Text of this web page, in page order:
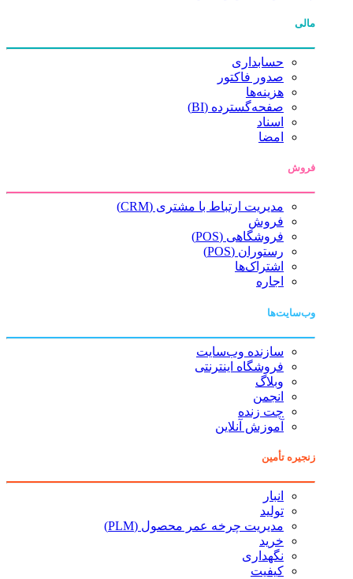
مالی
حسابداری
صدور فاکتور
هزینه‌ها
صفحه‌گسترده (BI)
اسناد
امضا
فروش
مدیریت ارتباط با مشتری (CRM)
فروش
فروشگاهی (POS)
رستوران (POS)
اشتراک‌ها
اجاره
وب‌سایت‌ها
سازنده وب‌سایت
فروشگاه اینترنتی
وبلاگ
انجمن
چت زنده
آموزش آنلاین
زنجیره تأمین
انبار
تولید
مدیریت چرخه عمر محصول (PLM)
خرید
نگهداری
کیفیت